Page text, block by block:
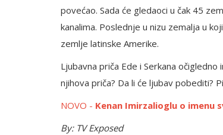
povećao. Sada će gledaoci u čak 45
kanalima. Poslednje u nizu zemalja u
zemlje latinske Amerike.
Ljubavna priča Ede i Serkana
njihova priča? Da li će ljubav pobediti?
NOVO - Kenan Imirzalioglu o imenu
By: TV Exposed